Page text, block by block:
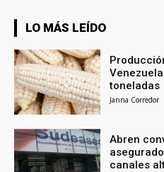
LO MÁS LEÍDO
toneladas
Janna Corredor
Abren
canales